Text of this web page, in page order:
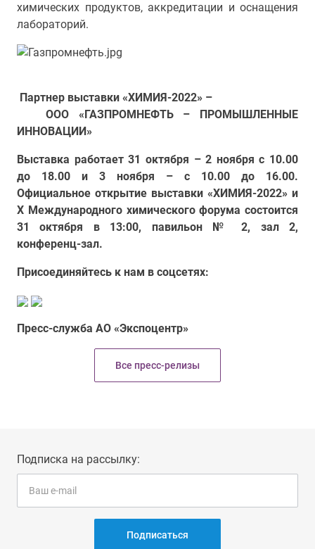
химических продуктов, аккредитации и оснащения
лабораторий.
Партнер выставки «ХИМИЯ-2022» –
ООО «ГАЗПРОМНЕФТЬ – ПРОМЫШЛЕННЫЕ
ИННОВАЦИИ»
Выставка работает 31 октября – 2 ноября с 10.00
до 18.00 и 3 ноября – с 10.00 до 16.00.
Официальное открытие выставки «ХИМИЯ-2022» и
X Международного химического форума состоится
31 октября в 13:00, павильон № 2, зал 2,
конференц-зал.
Присоединяйтесь к нам в соцсетях:
Пресс-служба АО «Экспоцентр»
Все пресс-релизы
Подписка на рассылку:
Подписаться